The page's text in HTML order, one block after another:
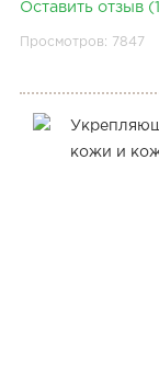
Оставить отзыв
Просмотров: 7847